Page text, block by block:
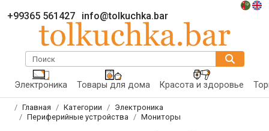
+99365 561427 info@tolkuchka.bar
Поиск
Электроника Товары для дома Красота и здоровье
Главная Категории
Электроника
Периферийные устройства
Мониторы